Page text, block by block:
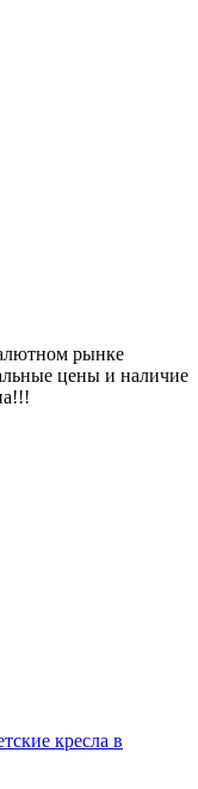
рынке
цены и наличие
кресла в